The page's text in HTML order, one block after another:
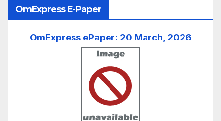
OmExpress E-Paper
OmExpress ePaper: 20 March, 2026